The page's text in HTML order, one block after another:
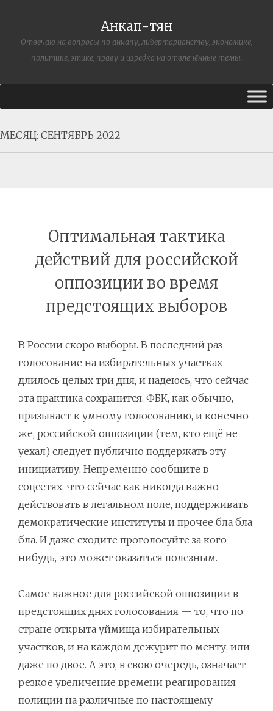
Анкап-тян
Отвечаю на вопросы по анкапу, либертарианству, экономике,
политике, этике, праву и изредка на отвлечённые темы.
МЕСЯЦ: СЕНТЯБРЬ 2022
Оптимальная тактика
действий для российской
оппозиции во время
предстоящих выборов
В России скоро выборы. В последний раз
голосование на избирательных участках
длилось целых три дня, и надеюсь, что сейчас
эта практика сохранится. ФБК, как обычно,
призывает к умному голосованию, и конечно
же, российской оппозиции (тем, кто ещё не
уехал) следует публично поддержать эту
инициативу. Непременно сообщите в
соцсетях, что сейчас как никогда важно
действовать в легальном поле, поддерживать
демократические институты и прочее бла бла
бла. И даже сходите проголосуйте за кого-
нибудь, это может оказаться полезным.
Самое важное для российской оппозиции в
предстоящих днях голосования — то, что по
стране открыта уймища избирательных
участков, и на каждом дежурит по менту, или
даже по двое. А это, в свою очередь, означает
резкое увеличение времени реагирования
полиции на различные по настоящему